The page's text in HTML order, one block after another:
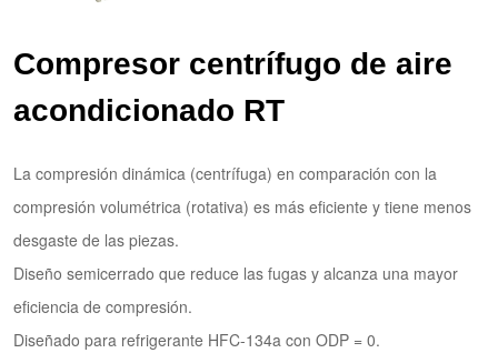
Compresor centrífugo de aire
acondicionado RT